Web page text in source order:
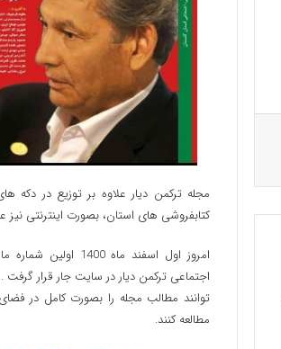
مجله ترکمن دیار علاوه بر توزیع در دکه
کتابفروشی های استان، بصورت اینترنتی
امروز اول اسفند ماه 1400
اجتماعی ترکمن دیار در سایت جار قرار گرفت
توانند مطالب مجله را بصورت کامل در
مطالعه کنند.